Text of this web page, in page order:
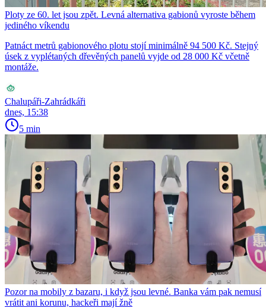
Ploty ze 60. let jsou zpět. Levná alternativa gabionů vyroste během
jediného víkendu
Patnáct metrů gabionového plotu stojí minimálně 94 500 Kč. Stejný
úsek z vyplétaných dřevěných panelů vyjde od 28 000 Kč včetně
montáže.
Chalupáři-Zahrádkáři
dnes, 15:38
5 min
Pozor na mobily z bazaru, i když jsou levné. Banka vám pak nemusí
vrátit ani korunu, hackeři mají žně